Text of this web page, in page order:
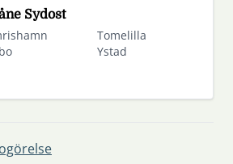
Sydost
Tomelilla
Ystad